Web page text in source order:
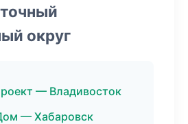
округ
— Владивосток
— Хабаровск